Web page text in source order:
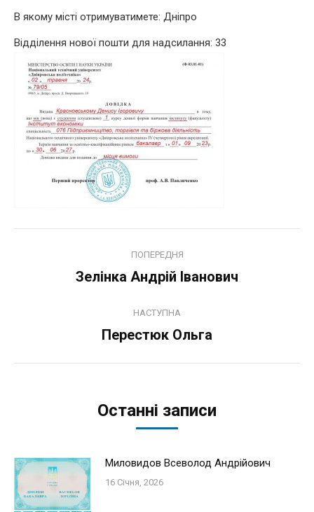
В якому місті отримуватимете: Дніпро
Відділення нової пошти для надсилання: 33
ПОПЕРЕДНЯ
Попередній
Зелінка Андрій Іванович
НАСТУПНА
Наступний
Перестюк Ольга
Останні записи
Миловидов Всеволод Андрійович
16 Січня, 2026